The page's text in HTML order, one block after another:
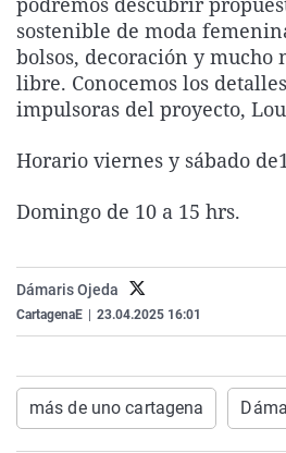
sostenible de moda
bolsos, decoración y mucho
libre. Conocemos los
impulsoras del proyecto,
Horario viernes y sábado
Domingo de 10 a 15 hrs.
Dámaris Ojeda
CartagenaE 23.04.2025 16:01
más de uno cartagena